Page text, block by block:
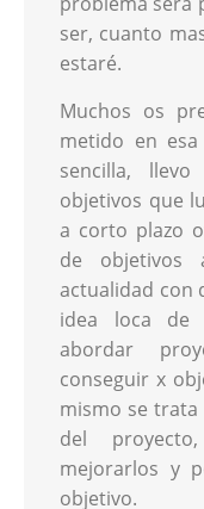
ser, cuanto
estaré.
Muchos os
metido en
sencilla,
objetivos que
a corto plazo
de objetivos
actualidad con
idea loca de
abordar
conseguir x
mismo se trata
del
mejorarlos y
objetivo.